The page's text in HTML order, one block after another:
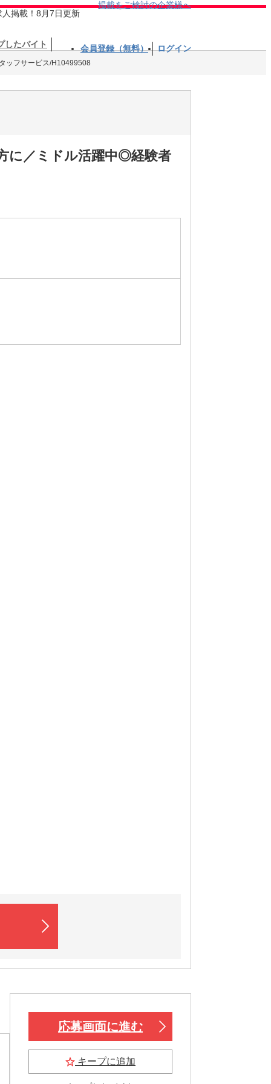
人掲載！8月7日更新
掲載をご検討の企業様へ
したバイト 会員登録（無料） ログイン
ッフサービス/H10499508
に／ミドル活躍中◎経験者
応募画面に進む
キープに追加